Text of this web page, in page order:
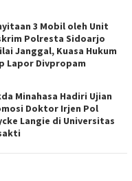
3 Mobil oleh Unit
Polresta Sidoarjo
Janggal, Kuasa Hukum
Lapor Divpropam
Minahasa Hadiri Ujian
Doktor Irjen Pol
Langie di Universitas